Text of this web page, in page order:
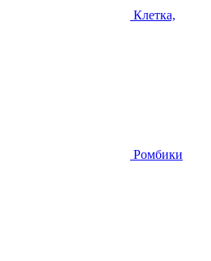
Клетка,
Ромбики